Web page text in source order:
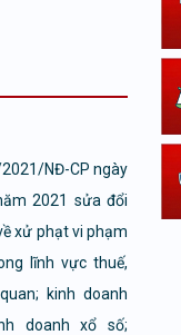
NĐ-CP ngày
2021 sửa đổi
xử phạt vi phạm
lĩnh vực thuế,
kinh doanh
doanh xổ số;